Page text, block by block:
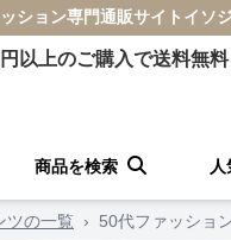
ション専門通販サイト イソ
円以上のご購入で送料無料
商品を検索
ツの一覧 › 50代ファッショ